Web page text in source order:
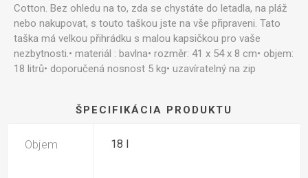
Cotton. Bez ohledu na to, zda se chystáte do letadla, na pláž
nebo nakupovat, s touto taškou jste na vše připraveni. Tato
taška má velkou přihrádku s malou kapsičkou pro vaše
nezbytnosti.• materiál : bavlna• rozměr: 41 x 54 x 8 cm• objem:
18 litrů• doporučená nosnost 5 kg• uzavíratelný na zip
ŠPECIFIKÁCIA PRODUKTU
Objem 18 l